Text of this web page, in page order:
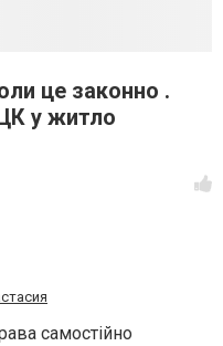
це законно .
у житло
самостійно